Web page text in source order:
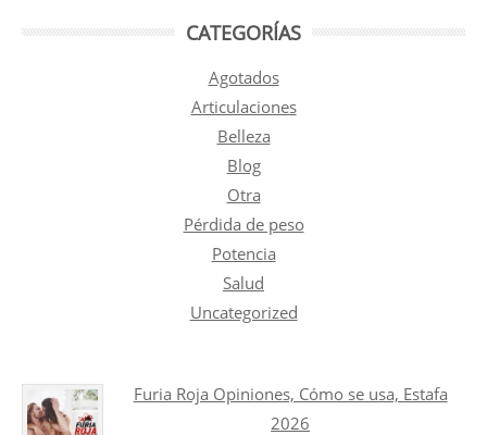
CATEGORÍAS
Agotados
Articulaciones
Belleza
Blog
Otra
Pérdida de peso
Potencia
Salud
Uncategorized
Furia Roja Opiniones, Cómo se usa, Estafa
2026